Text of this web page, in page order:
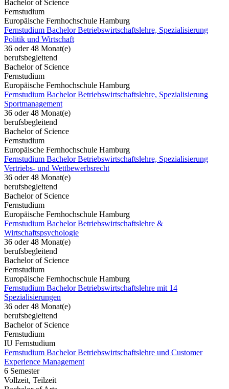
Bachelor of Science
Fernstudium
Europäische Fernhochschule Hamburg
Fernstudium Bachelor Betriebswirtschaftslehre, Spezialisierung
Politik und Wirtschaft
36 oder 48 Monat(e)
berufsbegleitend
Bachelor of Science
Fernstudium
Europäische Fernhochschule Hamburg
Fernstudium Bachelor Betriebswirtschaftslehre, Spezialisierung
Sportmanagement
36 oder 48 Monat(e)
berufsbegleitend
Bachelor of Science
Fernstudium
Europäische Fernhochschule Hamburg
Fernstudium Bachelor Betriebswirtschaftslehre, Spezialisierung
Vertriebs- und Wettbewerbsrecht
36 oder 48 Monat(e)
berufsbegleitend
Bachelor of Science
Fernstudium
Europäische Fernhochschule Hamburg
Fernstudium Bachelor Betriebswirtschaftslehre &
Wirtschaftspsychologie
36 oder 48 Monat(e)
berufsbegleitend
Bachelor of Science
Fernstudium
Europäische Fernhochschule Hamburg
Fernstudium Bachelor Betriebswirtschaftslehre mit 14
Spezialisierungen
36 oder 48 Monat(e)
berufsbegleitend
Bachelor of Science
Fernstudium
IU Fernstudium
Fernstudium Bachelor Betriebswirtschaftslehre und Customer
Experience Management
6 Semester
Vollzeit, Teilzeit